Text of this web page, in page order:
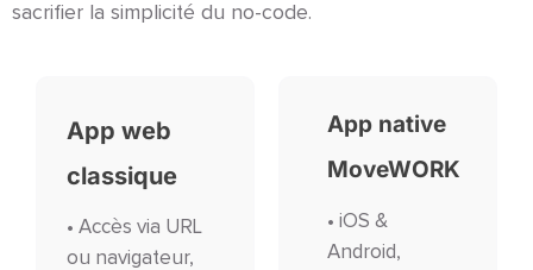
sacrifier la simplicité du no-code.
App web
classique
• Accès via URL
ou navigateur,
App native
MoveWORK
• iOS &
Android,